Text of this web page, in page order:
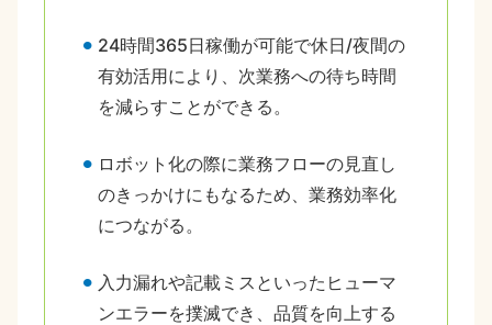
24時間365日稼働が可能で休日/夜間の
有効活用により、次業務への待ち時間
を減らすことができる。
ロボット化の際に業務フローの見直し
のきっかけにもなるため、業務効率化
につながる。
入力漏れや記載ミスといったヒューマ
ンエラーを撲滅でき、品質を向上する